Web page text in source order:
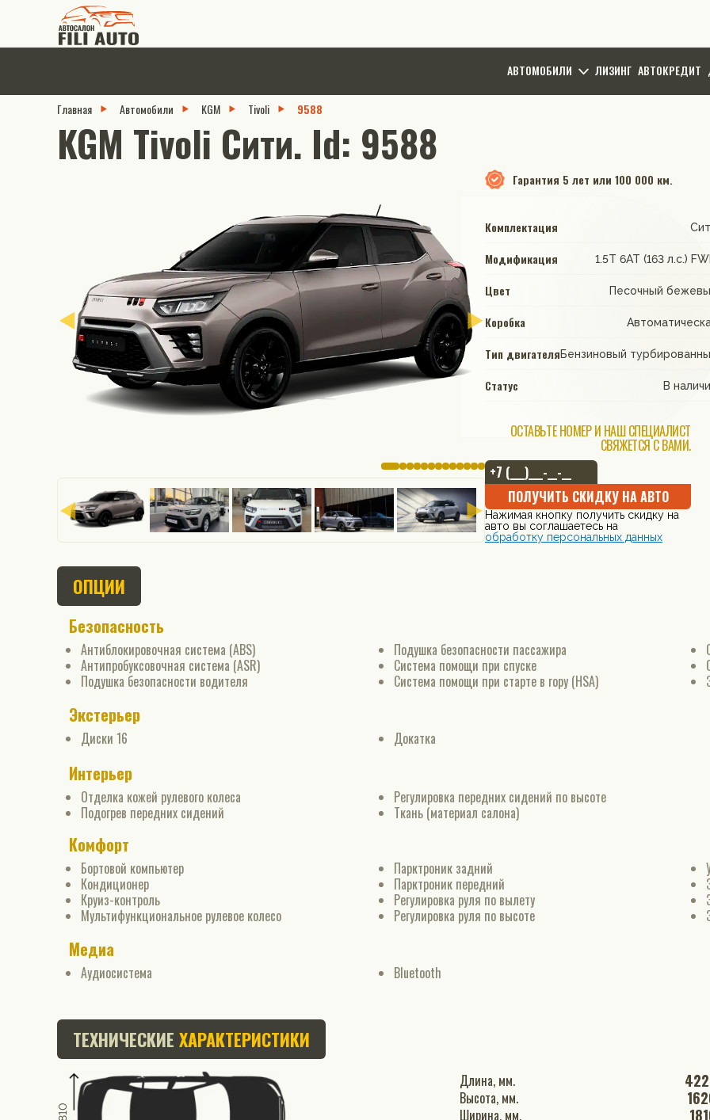
АВТОМОБИЛИ ЛИЗИНГ АВТОКРЕДИТ
Главная Автомобили KGM Tivoli 9588
KGM Tivoli Сити. Id: 9588
Гарантия 5 лет или 100 000 км.
Комплектация
Модификация 1.5T 6AT (163 л.с.)
Цвет Песочный
Коробка
Тип двигателяБензиновый
Статус В
ОСТАВЬТЕ НОМЕР И НАШ СПЕЦИАЛИСТ
СВЯЖЕТСЯ С ВАМИ.
ПОЛУЧИТЬ СКИДКУ НА АВТО
Нажимая кнопку получить скидку на
авто вы соглашаетесь на
обработку персональных данных
ОПЦИИ
Безопасность
Антиблокировочная система (ABS)
Антипробуксовочная система (ASR)
Подушка безопасности водителя
Подушка безопасности пассажира
Система помощи при спуске
Система помощи при старте в гору (HSA)
Экстерьер
Диски 16 Докатка
Интерьер
Отделка кожей рулевого колеса
Подогрев передних сидений
Регулировка передних сидений по высоте
Ткань (материал салона)
Комфорт
Бортовой компьютер
Кондиционер
Круиз-контроль
Мультифункциональное рулевое колесо
Парктроник задний
Парктроник передний
Регулировка руля по вылету
Регулировка руля по высоте
Медиа
Аудиосистема Bluetooth
ТЕХНИЧЕСКИЕ ХАРАКТЕРИСТИКИ
1810
Длина, мм.
Высота, мм.
Ширина, мм.